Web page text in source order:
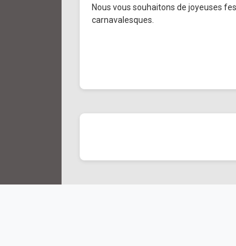
Nous vous souhaitons de joyeuses
carnavalesques.